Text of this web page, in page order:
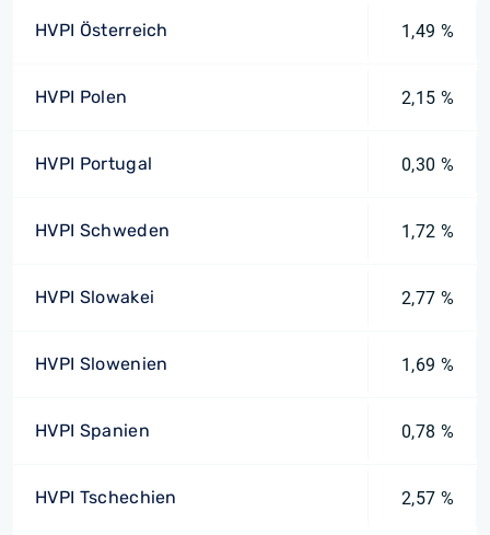
HVPI Österreich 1,49 %
HVPI Polen 2,15 %
HVPI Portugal 0,30 %
HVPI Schweden 1,72 %
HVPI Slowakei 2,77 %
HVPI Slowenien 1,69 %
HVPI Spanien 0,78 %
HVPI Tschechien 2,57 %